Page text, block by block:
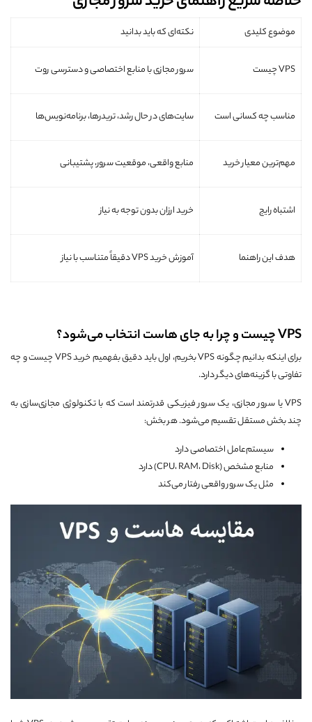
موضوع کلیدی نکته‌ای که باید بدانید
VPS چیست سرور مجازی با منابع اختصاصی و دسترسی روت
مناسب چه کسانی است سایت‌های در حال رشد، تریدرها، برنامه‌نویس‌ها
مهم‌ترین معیار خرید منابع واقعی، موقعیت سرور، پشتیبانی
اشتباه رایج خرید ارزان بدون توجه به نیاز
هدف این راهنما آموزش خرید VPS دقیقاً متناسب با نیاز
VPS چیست و چرا به جای هاست انتخاب می‌شود؟
برای اینکه بدانیم چگونه VPS بخریم، اول باید دقیق بفهمیم خرید VPS چیست و چه
تفاوتی با گزینه‌های دیگر دارد.
VPS یا سرور مجازی، یک سرور فیزیکی قدرتمند است که با تکنولوژی مجازی‌سازی به
چند بخش مستقل تقسیم می‌شود. هر بخش:
سیستم‌عامل اختصاصی دارد
منابع مشخص (CPU، RAM، Disk) دارد
مثل یک سرور واقعی رفتار می‌کند